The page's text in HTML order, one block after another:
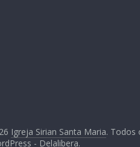
Igreja Sirian Santa Maria. Todos
- Delalibera.